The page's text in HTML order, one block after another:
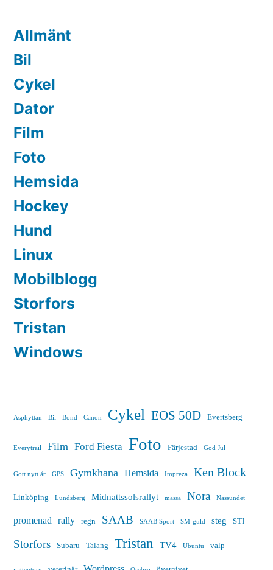
Allmänt
Bil
Cykel
Dator
Film
Foto
Hemsida
Hockey
Hund
Linux
Mobilblogg
Storfors
Tristan
Windows
Asphyttan Bil Bond Canon Cykel EOS 50D Evertsberg
Everytrail Film Ford Fiesta Foto Färjestad God Jul
Gott nytt år GPS Gymkhana Hemsida Impreza Ken Block
Linköping Lundsberg Midnattssolsrallyt mässa Nora Nässundet
promenad rally regn SAAB SAAB Sport SM-guld steg STI
Storfors Subaru Talang Tristan TV4 Ubuntu valp